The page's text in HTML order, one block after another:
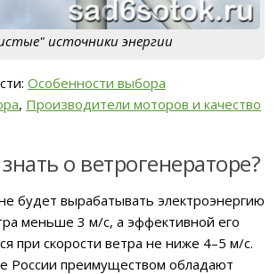
источники энергии
Особенности выбора
, Производители моторов и качество
о ветрогенераторе?
будет вырабатывать электроэнергию
меньше 3 м/с, а эффективной его
при скорости ветра не ниже 4–5 м/с.
России преимуществом обладают